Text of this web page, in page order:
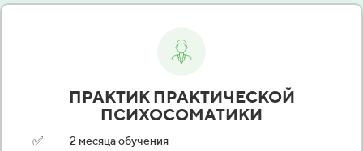
ПРАКТИК ПРАКТИЧЕСКОЙ
ПСИХОСОМАТИКИ
✅ 2 месяца обучения